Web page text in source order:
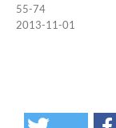
55-74
2013-11-01